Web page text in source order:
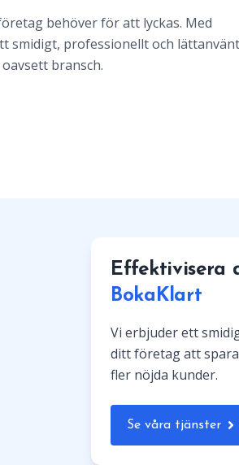
behöver för att lyckas. Med
smidigt, professionellt och lättanvänt
bransch.
Effektivisera
BokaKlart
Vi erbjuder ett
ditt företag att
fler nöjda kunder.
Se våra tjänster